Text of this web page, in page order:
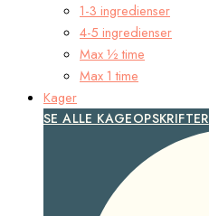
1-3 ingredienser
4-5 ingredienser
Max ½ time
Max 1 time
Kager
SE ALLE KAGEOPSKRIFTER